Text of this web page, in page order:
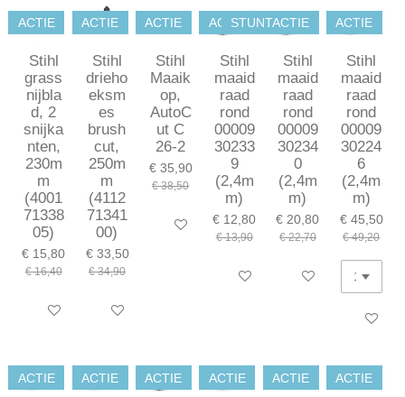
ACTIE
Stihl
grass
nijbla
d, 2
snijka
nten,
230m
m
(4001
71338
05)
€ 15,80
€ 16,40
In winkelwagen
ACTIE
Stihl
drieho
eksm
es
brush
cut,
250m
m
(4112
71341
00)
€ 33,50
€ 34,90
In winkelwagen
ACTIE
Stihl
Maaik
op,
AutoC
ut C
26-2
€ 35,90
€ 38,50
In winkelwagen
ACTIE
Stihl
maaid
raad
rond
00009
30233
9
(2,4m
m)
€ 12,80
€ 13,90
In winkelwagen
STUNTACTIE
Stihl
maaid
raad
rond
00009
30234
0
(2,4m
m)
€ 20,80
€ 22,70
In winkelwagen
ACTIE
Stihl
maaid
raad
rond
00009
30224
6
(2,4m
m)
€ 45,50
€ 49,20
In
ACTIE ACTIE ACTIE ACTIE ACTIE ACTIE